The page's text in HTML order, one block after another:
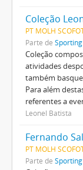
Coleção
PT MOLH
Parte de
Coleção
atividades
também
Para além
referentes a
Leonel Batista
Fernando
PT MOLH
Parte de